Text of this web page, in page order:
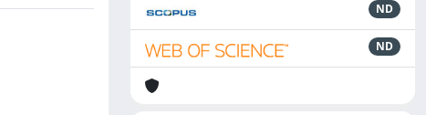
ND
ND